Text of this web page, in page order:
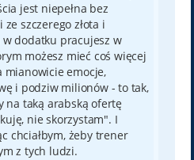
jest niepełna bez
szczerego złota i
dodatku pracujesz w
możesz mieć coś więcej
mianowicie emocje,
i podziw milionów - to tak,
na taką arabską ofertę
nie skorzystam". I
chciałbym, żeby trener
z tych ludzi.